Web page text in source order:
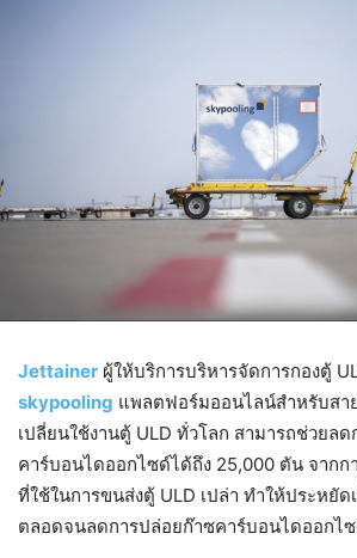
Jettainer ผู้ให้บริการบริหารจัดการกองตู้
skypooling แพลตฟอร์มออนไลน์สำหรับสา
เปลี่ยนใช้งานตู้ ULD ทั่วโลก สามารถช่วยล
คาร์บอนไดออกไซด์ได้ถึง 25,000 ตัน จากก
ที่ใช้ในการขนส่งตู้ ULD เปล่า ทำให้ประหยัด
ตลอดจนลดการปล่อยก๊าซคาร์บอนไดออกไซ